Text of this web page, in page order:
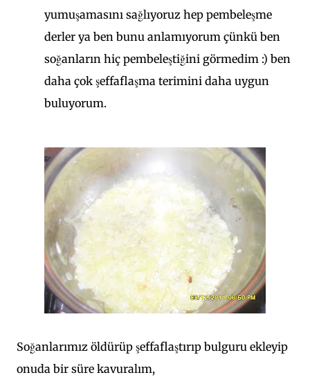
yumuşamasını sağlıyoruz hep pembeleşme
derler ya ben bunu anlamıyorum çünkü ben
soğanların hiç pembeleştiğini görmedim :) ben
daha çok şeffaflaşma terimini daha uygun
buluyorum.
Soğanlarımız öldürüp şeffaflaştırıp bulguru ekleyip
onuda bir süre kavuralım,